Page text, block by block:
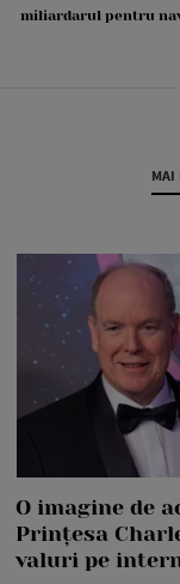
miliardarul pentru
MAI
O imagine de
Prințesa
valuri pe